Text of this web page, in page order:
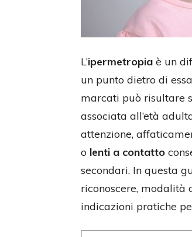
L’ipermetropia è un
un punto dietro di
marcati può risultare
associata all’età
attenzione,
o lenti a contatto
secondari. In questa
riconoscere,
indicazioni pratiche